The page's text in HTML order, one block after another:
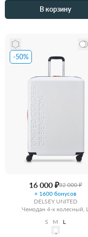
В корзину
-50%
16 000 ₽32 000 ₽
+ 1600 бонусов
DELSEY UNITED
Чемодан 4-х колесный, L
S
M L